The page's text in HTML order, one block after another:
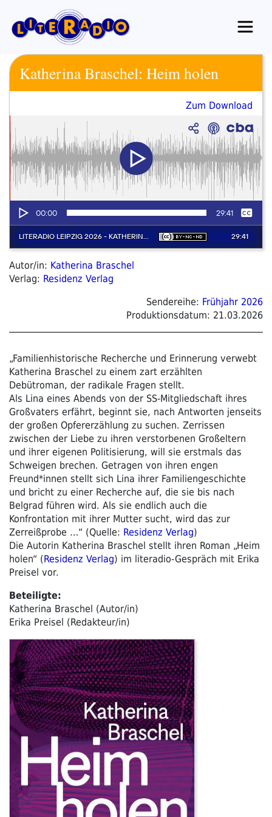
Inhalt
springen
Katherina Braschel: Heim holen
Zum Download
Autor/in: Katherina Braschel
Verlag: Residenz Verlag
Sendereihe: Frühjahr 2026
Produktionsdatum: 21.03.2026
„Familienhistorische Recherche und Erinnerung verwebt
Katherina Braschel zu einem zart erzählten
Debütroman, der radikale Fragen stellt.
Als Lina eines Abends von der SS-Mitgliedschaft ihres
Großvaters erfährt, beginnt sie, nach Antworten jenseits
der großen Opfererzählung zu suchen. Zerrissen
zwischen der Liebe zu ihren verstorbenen Großeltern
und ihrer eigenen Politisierung, will sie erstmals das
Schweigen brechen. Getragen von ihren engen
Freund*innen stellt sich Lina ihrer Familiengeschichte
und bricht zu einer Recherche auf, die sie bis nach
Belgrad führen wird. Als sie endlich auch die
Konfrontation mit ihrer Mutter sucht, wird das zur
Zerreißprobe …“ (Quelle: Residenz Verlag)
Die Autorin Katherina Braschel stellt ihren Roman „Heim
holen“ (Residenz Verlag) im literadio-Gespräch mit Erika
Preisel vor.
Beteiligte:
Katherina Braschel (Autor/in)
Erika Preisel (Redakteur/in)